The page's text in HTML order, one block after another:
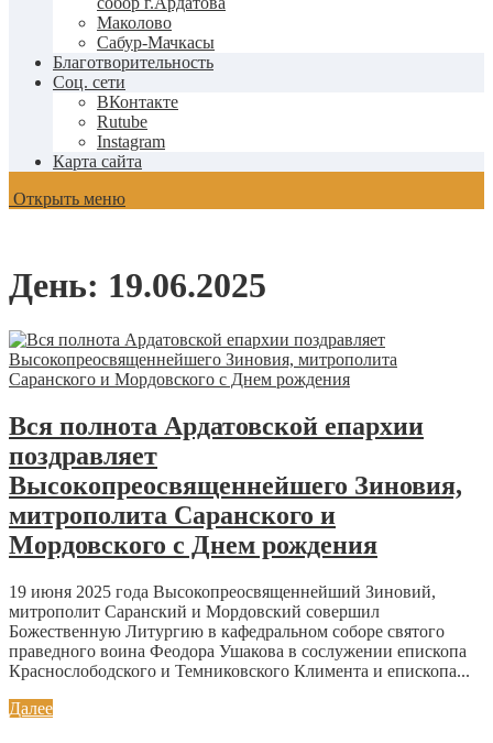
Маколово
Сабур-Мачкасы
Благотворительность
Соц. сети
ВКонтакте
Rutube
Instagram
Карта сайта
Открыть меню
День: 19.06.2025
Вся полнота Ардатовской епархии
поздравляет
Высокопреосвященнейшего Зиновия,
митрополита Саранского и
Мордовского с Днем рождения
19 июня 2025 года Высокопреосвященнейший Зиновий,
митрополит Саранский и Мордовский совершил
Божественную Литургию в кафедральном соборе святого
праведного воина Феодора Ушакова в сослужении епископа
Краснослободского и Темниковского Климента и епископа...
Далее